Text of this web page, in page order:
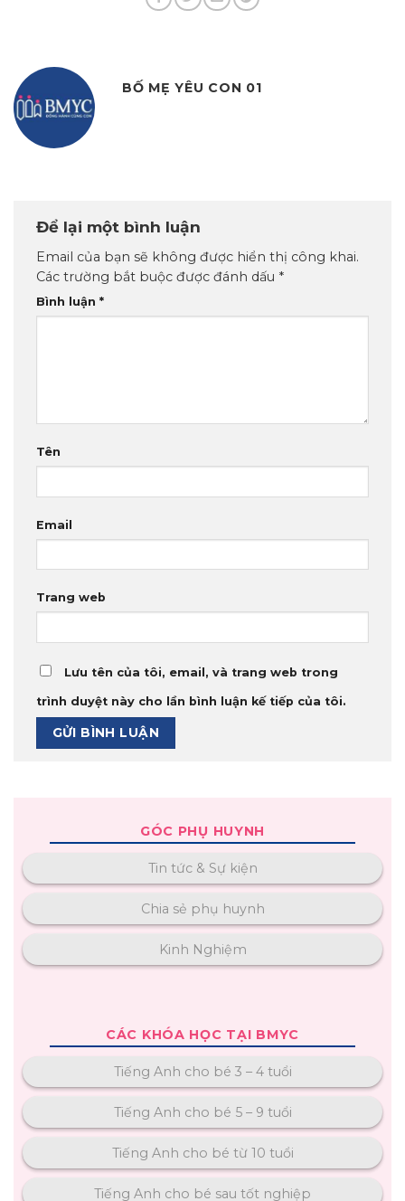
BỐ MẸ YÊU CON 01
Để lại một bình luận
Email của bạn sẽ không được hiển thị công khai.
Các trường bắt buộc được đánh dấu *
Bình luận *
Tên
Email
Trang web
Lưu tên của tôi, email, và trang web trong
trình duyệt này cho lần bình luận kế tiếp của tôi.
GÓC PHỤ HUYNH
Tin tức & Sự kiện
Chia sẻ phụ huynh
Kinh Nghiệm
CÁC KHÓA HỌC TẠI BMYC
Tiếng Anh cho bé 3 – 4 tuổi
Tiếng Anh cho bé 5 – 9 tuổi
Tiếng Anh cho bé từ 10 tuổi
Tiếng Anh cho bé sau tốt nghiệp